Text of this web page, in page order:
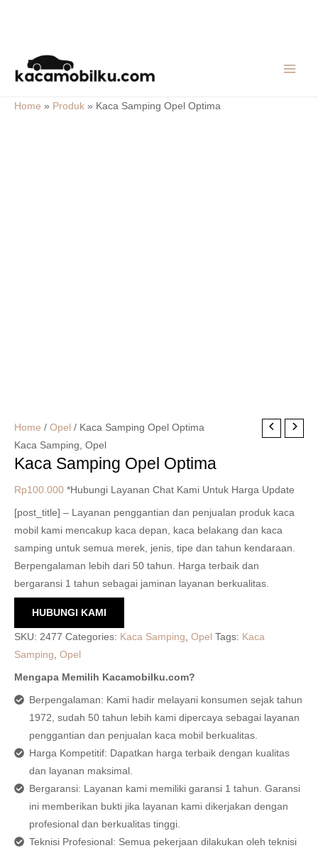
content
Home » Produk » Kaca Samping Opel Optima
Home / Opel / Kaca Samping Opel Optima
Kaca Samping, Opel
Kaca Samping Opel Optima
Rp100.000 *Hubungi Layanan Chat Kami Untuk Harga Update
[post_title] – Layanan penggantian dan penjualan produk kaca
mobil kami mencakup kaca depan, kaca belakang dan kaca
samping untuk semua merek, jenis, tipe dan tahun kendaraan.
Berpengalaman lebih dari 50 tahun. Harga terbaik dan
bergaransi 1 tahun sebagai jaminan layanan berkualitas.
HUBUNGI KAMI
SKU: 2477 Categories: Kaca Samping, Opel Tags: Kaca
Samping, Opel
Mengapa Memilih Kacamobilku.com?
Berpengalaman: Kami hadir melayani konsumen sejak tahun
1972, sudah 50 tahun lebih kami dipercaya sebagai layanan
penggantian dan penjualan kaca mobil berkualitas.
Harga Kompetitif: Dapatkan harga terbaik dengan kualitas
dan layanan maksimal.
Bergaransi: Layanan kami memiliki garansi 1 tahun. Garansi
ini memberikan bukti jika layanan kami dikerjakan dengan
profesional dan berkualitas tinggi.
Teknisi Profesional: Semua pekerjaan dilakukan oleh teknisi